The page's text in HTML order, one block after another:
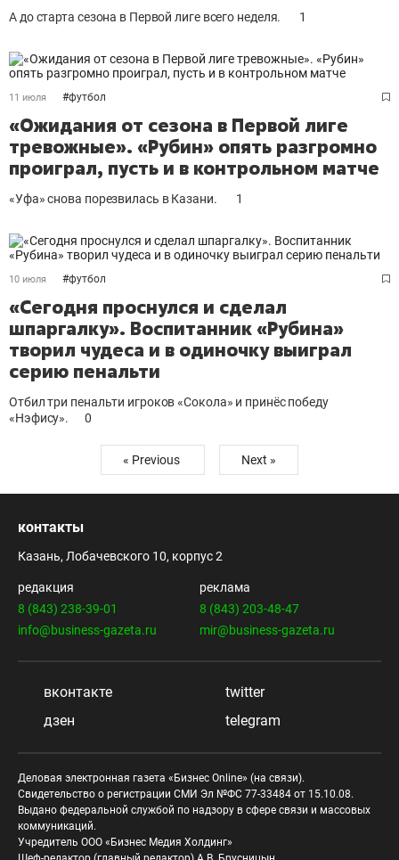
А до старта сезона в Первой лиге всего неделя. 1
11 июля #футбол
«Ожидания от сезона в Первой лиге
тревожные». «Рубин» опять разгромно
проиграл, пусть и в контрольном матче
«Уфа» снова порезвилась в Казани. 1
10 июля #футбол
«Сегодня проснулся и сделал
шпаргалку». Воспитанник «Рубина»
творил чудеса и в одиночку выиграл
серию пенальти
Отбил три пенальти игроков «Сокола» и принёс победу
«Нэфису».
0
« Previous Next »
контакты
Казань, Лобачевского 10, корпус 2
редакция
8 (843) 238-39-01
info@business-gazeta.ru
реклама
8 (843) 203-48-47
mir@business-gazeta.ru
вконтакте
twitter
дзен
telegram
Деловая электронная газета «Бизнес Online» (на связи).
Свидетельство о регистрации СМИ Эл №ФС 77-33484 от 15.10.08.
Выдано федеральной службой по надзору в сфере связи и массовых
коммуникаций.
Учредитель ООО «Бизнес Медия Холдинг»